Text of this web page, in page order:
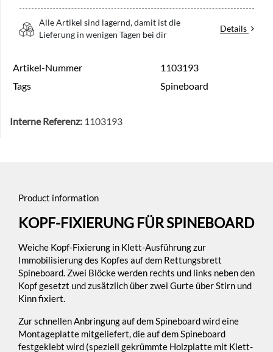
Alle Artikel sind lagernd, damit ist die
Lieferung in wenigen Tagen bei dir
Details
Artikel-Nummer
1103193
Tags
Spineboard
Interne Referenz: 1103193
Product information
KOPF-FIXIERUNG FÜR SPINEBOARD
Weiche Kopf-Fixierung in Klett-Ausführung zur
Immobilisierung des Kopfes auf dem Rettungsbrett
Spineboard. Zwei Blöcke werden rechts und links neben den
Kopf gesetzt und zusätzlich über zwei Gurte über Stirn und
Kinn fixiert.
Zur schnellen Anbringung auf dem Spineboard wird eine
Montageplatte mitgeliefert, die auf dem Spineboard
festgeklebt wird (speziell gekrümmte Holzplatte mit Klett-